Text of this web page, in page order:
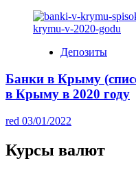
Депозиты
Банки в Крыму
в Крыму в 2020 году
red 03/01/2022
Курсы валют